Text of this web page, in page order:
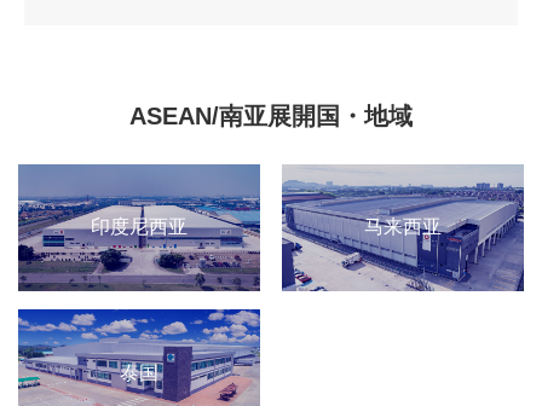
ASEAN/南亚展開国・地域
印度尼西亚 马来西亚
泰国